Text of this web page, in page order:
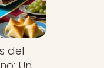
del